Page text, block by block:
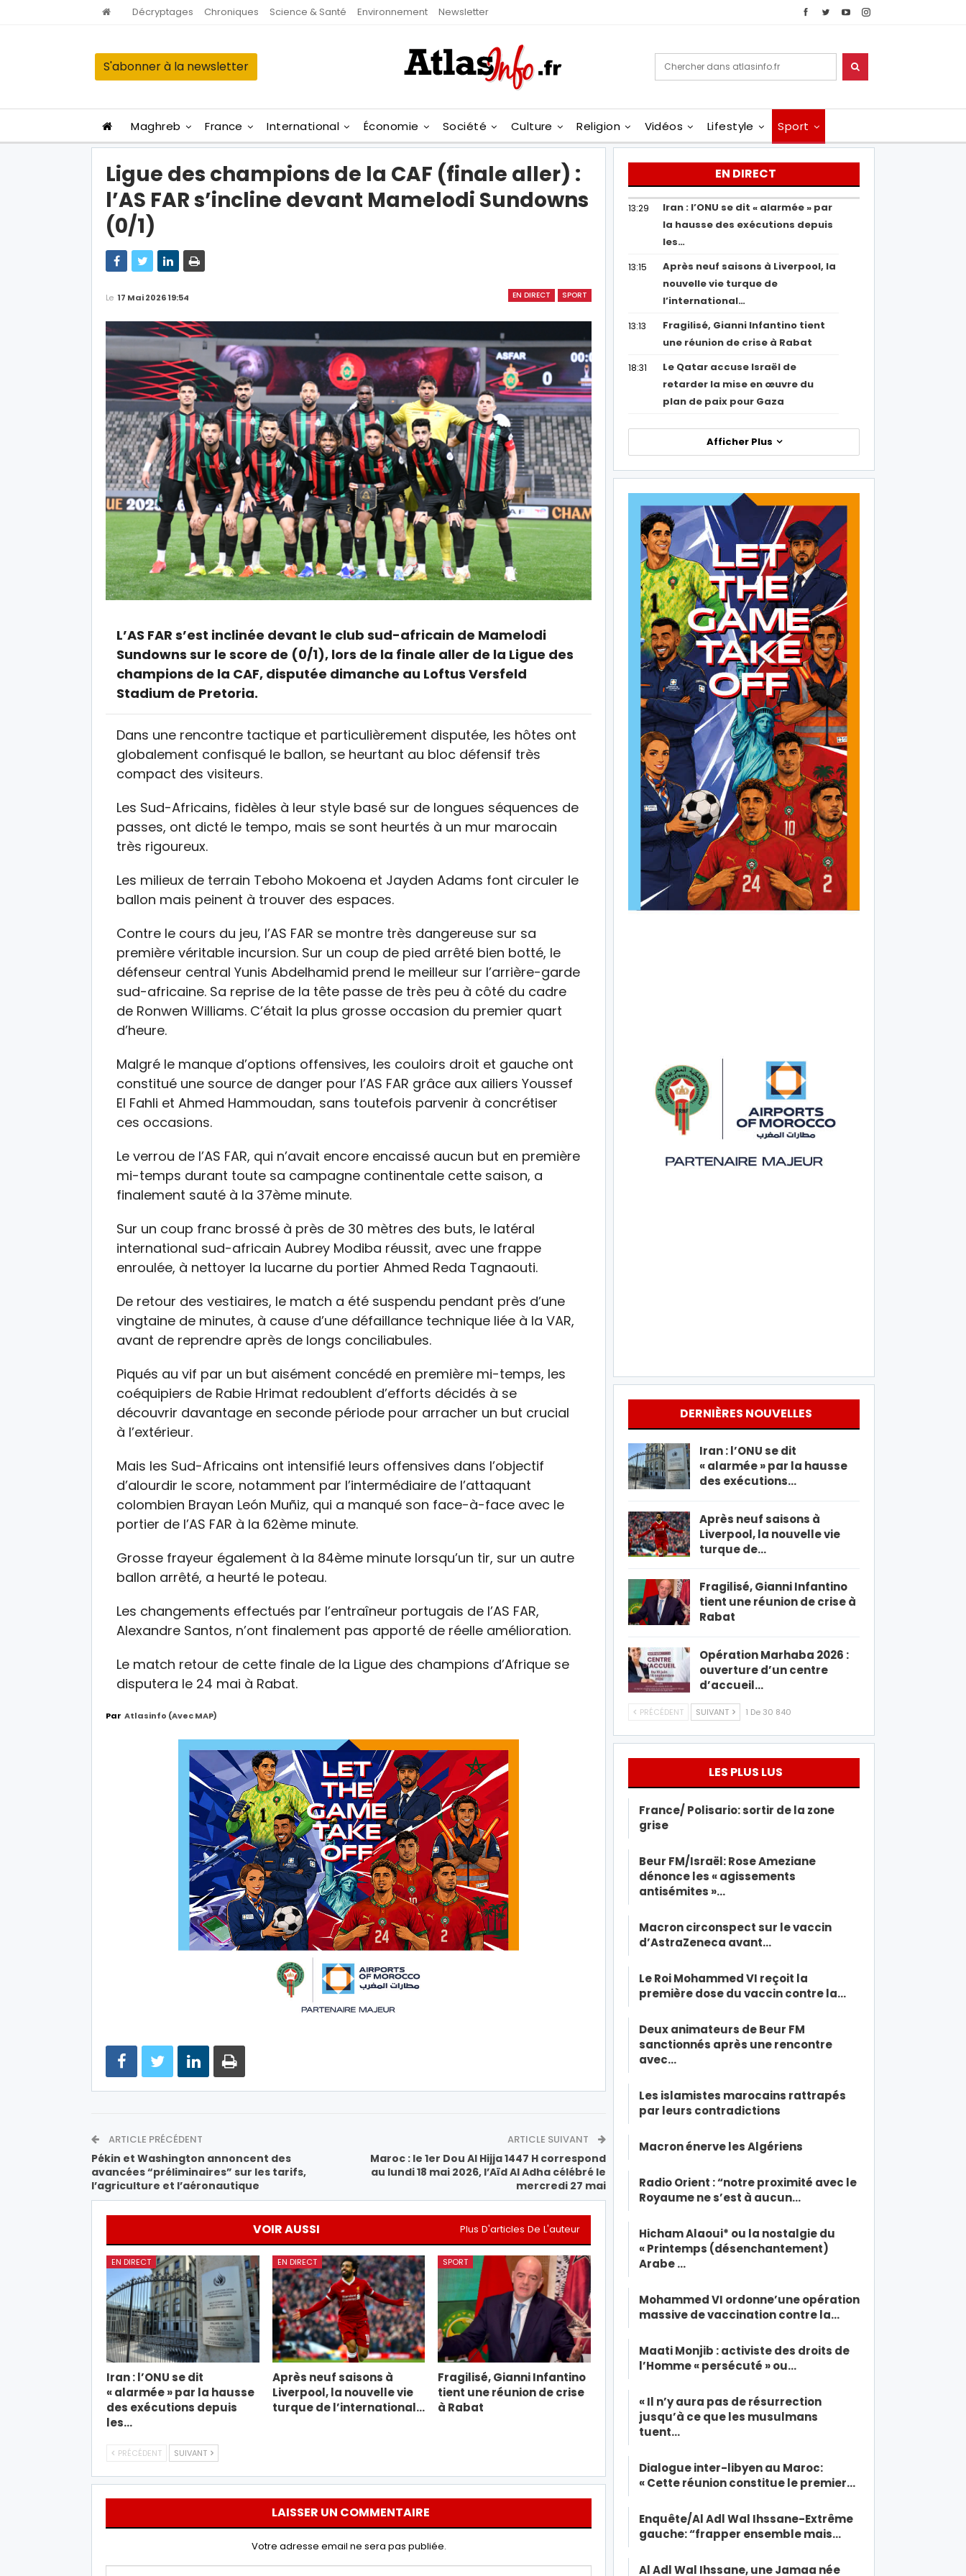
Décryptages Chroniques Science & Santé Environnement Newsletter
S'abonner à la newsletter
Maghreb France International Économie Société Culture Religion Vidéos Lifestyle Sport
Ligue des champions de la CAF (finale aller) :
l’AS FAR s’incline devant Mamelodi Sundowns
(0/1)
EN DIRECT SPORT
Le 17 Mai 2026 19:54
L’AS FAR s’est inclinée devant le club sud-africain de Mamelodi
Sundowns sur le score de (0/1), lors de la finale aller de la Ligue des
champions de la CAF, disputée dimanche au Loftus Versfeld
Stadium de Pretoria.
Dans une rencontre tactique et particulièrement disputée, les hôtes ont
globalement confisqué le ballon, se heurtant au bloc défensif très
compact des visiteurs.
Les Sud-Africains, fidèles à leur style basé sur de longues séquences de
passes, ont dicté le tempo, mais se sont heurtés à un mur marocain
très rigoureux.
Les milieux de terrain Teboho Mokoena et Jayden Adams font circuler le
ballon mais peinent à trouver des espaces.
Contre le cours du jeu, l’AS FAR se montre très dangereuse sur sa
première véritable incursion. Sur un coup de pied arrêté bien botté, le
défenseur central Yunis Abdelhamid prend le meilleur sur l’arrière-garde
sud-africaine. Sa reprise de la tête passe de très peu à côté du cadre
de Ronwen Williams. C’était la plus grosse occasion du premier quart
d’heure.
Malgré le manque d’options offensives, les couloirs droit et gauche ont
constitué une source de danger pour l’AS FAR grâce aux ailiers Youssef
El Fahli et Ahmed Hammoudan, sans toutefois parvenir à concrétiser
ces occasions.
Le verrou de l’AS FAR, qui n’avait encore encaissé aucun but en première
mi-temps durant toute sa campagne continentale cette saison, a
finalement sauté à la 37ème minute.
Sur un coup franc brossé à près de 30 mètres des buts, le latéral
international sud-africain Aubrey Modiba réussit, avec une frappe
enroulée, à nettoyer la lucarne du portier Ahmed Reda Tagnaouti.
De retour des vestiaires, le match a été suspendu pendant près d’une
vingtaine de minutes, à cause d’une défaillance technique liée à la VAR,
avant de reprendre après de longs conciliabules.
Piqués au vif par un but aisément concédé en première mi-temps, les
coéquipiers de Rabie Hrimat redoublent d’efforts décidés à se
découvrir davantage en seconde période pour arracher un but crucial
à l’extérieur.
Mais les Sud-Africains ont intensifié leurs offensives dans l’objectif
d’alourdir le score, notamment par l’intermédiaire de l’attaquant
colombien Brayan León Muñiz, qui a manqué son face-à-face avec le
portier de l’AS FAR à la 62ème minute.
Grosse frayeur également à la 84ème minute lorsqu’un tir, sur un autre
ballon arrêté, a heurté le poteau.
Les changements effectués par l’entraîneur portugais de l’AS FAR,
Alexandre Santos, n’ont finalement pas apporté de réelle amélioration.
Le match retour de cette finale de la Ligue des champions d’Afrique se
disputera le 24 mai à Rabat.
Par Atlasinfo (avec MAP)
ARTICLE PRÉCÉDENT
Pékin et Washington annoncent des
avancées “préliminaires” sur les tarifs,
l’agriculture et l’aéronautique
ARTICLE SUIVANT
Maroc : le 1er Dou Al Hijja 1447 H correspond
au lundi 18 mai 2026, l’Aïd Al Adha célébré le
mercredi 27 mai
VOIR AUSSI Plus D'articles De L'auteur
EN DIRECT
Iran : l’ONU se dit
« alarmée » par la hausse
des exécutions depuis
les…
EN DIRECT
Après neuf saisons à
Liverpool, la nouvelle vie
turque de l’international…
SPORT
Fragilisé, Gianni Infantino
tient une réunion de crise
à Rabat
PRÉCÉDENT SUIVANT
LAISSER UN COMMENTAIRE
Votre adresse email ne sera pas publiée.
EN DIRECT
13:29
Iran : l’ONU se dit « alarmée » par
la hausse des exécutions depuis
les…
13:15
Après neuf saisons à Liverpool, la
nouvelle vie turque de
l’international…
13:13
Fragilisé, Gianni Infantino tient
une réunion de crise à Rabat
18:31
Le Qatar accuse Israël de
retarder la mise en œuvre du
plan de paix pour Gaza
Afficher Plus
DERNIÈRES NOUVELLES
Iran : l’ONU se dit
« alarmée » par la hausse
des exécutions…
Après neuf saisons à
Liverpool, la nouvelle vie
turque de…
Fragilisé, Gianni Infantino
tient une réunion de crise à
Rabat
Opération Marhaba 2026 :
ouverture d’un centre
d’accueil…
PRÉCÉDENT SUIVANT 1 De 30 840
LES PLUS LUS
France/ Polisario: sortir de la zone
grise
Beur FM/Israël: Rose Ameziane
dénonce les « agissements
antisémites »…
Macron circonspect sur le vaccin
d’AstraZeneca avant…
Le Roi Mohammed VI reçoit la
première dose du vaccin contre la…
Deux animateurs de Beur FM
sanctionnés après une rencontre
avec…
Les islamistes marocains rattrapés
par leurs contradictions
Macron énerve les Algériens
Radio Orient : “notre proximité avec le
Royaume ne s’est à aucun…
Hicham Alaoui* ou la nostalgie du
« Printemps (désenchantement)
Arabe …
Mohammed VI ordonne’une opération
massive de vaccination contre la…
Maati Monjib : activiste des droits de
l’Homme « persécuté » ou…
« Il n’y aura pas de résurrection
jusqu’à ce que les musulmans
tuent…
Dialogue inter-libyen au Maroc:
« Cette réunion constitue le premier…
Enquête/Al Adl Wal Ihssane-Extrême
gauche: “frapper ensemble mais…
Al Adl Wal Ihssane, une Jamaa née